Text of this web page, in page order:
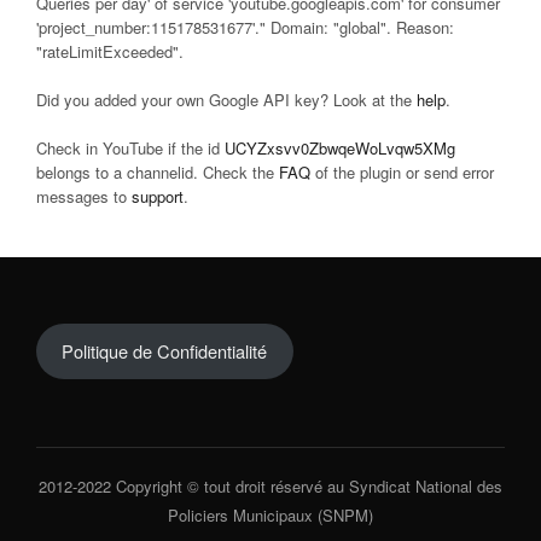
'project_number:115178531677'." Domain: "global". Reason:
"rateLimitExceeded".
Did you added your own Google API key? Look at the help.
Check in YouTube if the id UCYZxsvv0ZbwqeWoLvqw5XMg
belongs to a channelid. Check the FAQ of the plugin or send error
messages to support.
Politique de Confidentialité
2012-2022 Copyright © tout droit réservé au Syndicat National des
Policiers Municipaux (SNPM)